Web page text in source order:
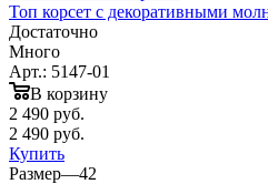
Топ корсет с декоративными
Достаточно
Много
Арт.: 5147-01
В корзину
2 490 руб.
2 490 руб.
Купить
Размер—42